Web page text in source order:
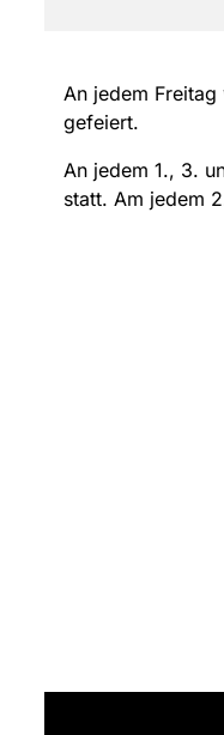
An jedem
gefeiert.
An jedem 1., 3.
statt. Am jedem